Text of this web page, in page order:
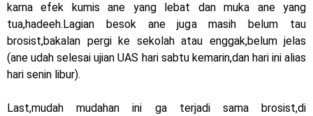
karna efek kumis ane yang lebat dan muka ane yang
tua,hadeeh.Lagian besok ane juga masih belum tau
brosist,bakalan pergi ke sekolah atau enggak,belum jelas
(ane udah selesai ujian UAS hari sabtu kemarin,dan hari ini alias
hari senin libur).
Last,mudah mudahan ini ga terjadi sama brosist,di